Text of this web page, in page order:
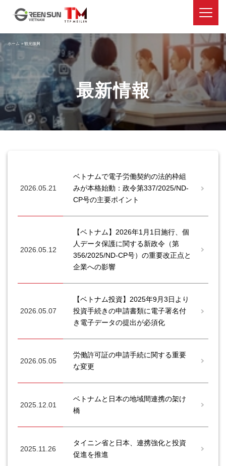
最新情報
ホーム »観光振興
2026.05.21
ベトナムで電子労働契約の法的枠組
みが本格始動：政令第337/2025/ND-
CP号の主要ポイント
2026.05.12
【ベトナム】2026年1月1日施行、個
人データ保護に関する新政令（第
356/2025/ND-CP号）の重要改正点と
企業への影響
2026.05.07
【ベトナム投資】2025年9月3日より
投資手続きの申請書類に電子署名付
き電子データの提出が必須化
2026.05.05
労働許可証の申請手続に関する重要
な変更
2025.12.01
ベトナムと日本の地域間連携の架け
橋
2025.11.26
タイニン省と日本、連携強化と投資
促進を推進